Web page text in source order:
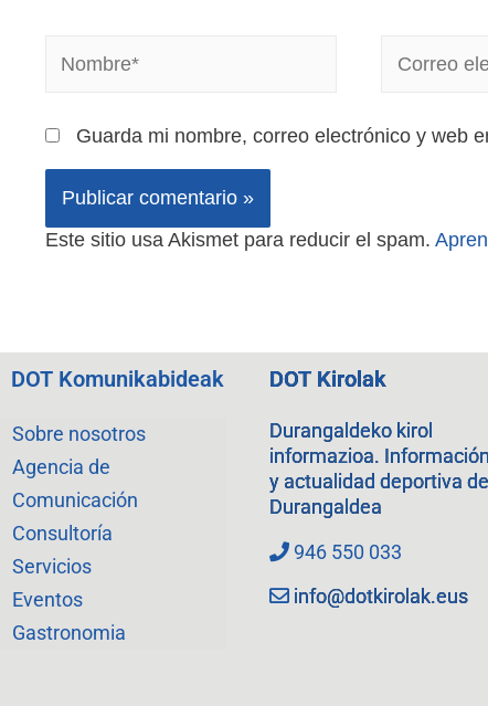
Guarda mi nombre, correo electrónico y web
Este sitio usa Akismet para reducir el spam.
DOT Komunikabideak
Sobre nosotros
Agencia de
Comunicación
Consultoría
Servicios
Eventos
Gastronomia
DOT Kirolak
Durangaldeko kirol
informazioa. Información
y actualidad deportiva de
Durangaldea
946 550 033
info@dotkirolak.eus